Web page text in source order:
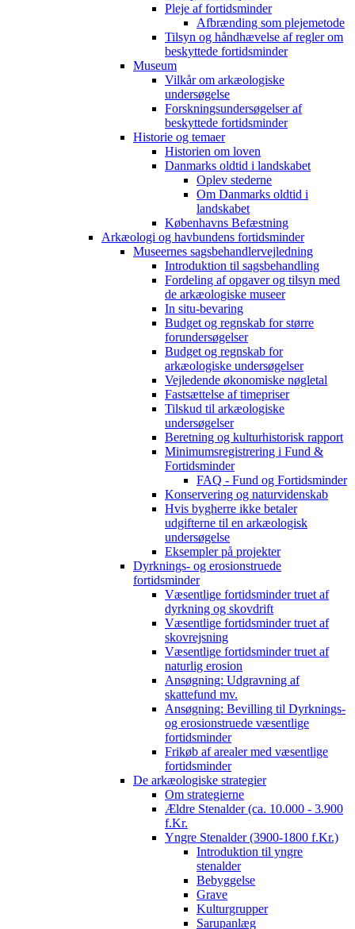
Pleje af fortidsminder
Afbrænding som plejemetode
Tilsyn og håndhævelse af regler om
beskyttede fortidsminder
Museum
Vilkår om arkæologiske
undersøgelse
Forskningsundersøgelser af
beskyttede fortidsminder
Historie og temaer
Historien om loven
Danmarks oldtid i landskabet
Oplev stederne
Om Danmarks oldtid i
landskabet
Københavns Befæstning
Arkæologi og havbundens fortidsminder
Museernes sagsbehandlervejledning
Introduktion til sagsbehandling
Fordeling af opgaver og tilsyn med
de arkæologiske museer
In situ-bevaring
Budget og regnskab for større
forundersøgelser
Budget og regnskab for
arkæologiske undersøgelser
Vejledende økonomiske nøgletal
Fastsættelse af timepriser
Tilskud til arkæologiske
undersøgelser
Beretning og kulturhistorisk rapport
Minimumsregistrering i Fund &
Fortidsminder
FAQ - Fund og Fortidsminder
Konservering og naturvidenskab
Hvis bygherre ikke betaler
udgifterne til en arkæologisk
undersøgelse
Eksempler på projekter
Dyrknings- og erosionstruede
fortidsminder
Væsentlige fortidsminder truet af
dyrkning og skovdrift
Væsentlige fortidsminder truet af
skovrejsning
Væsentlige fortidsminder truet af
naturlig erosion
Ansøgning: Udgravning af
skattefund mv.
Ansøgning: Bevilling til Dyrknings-
og erosionstruede væsentlige
fortidsminder
Frikøb af arealer med væsentlige
fortidsminder
De arkæologiske strategier
Om strategierne
Ældre Stenalder (ca. 10.000 - 3.900
f.Kr.
Yngre Stenalder (3900-1800 f.Kr.)
Introduktion til yngre
stenalder
Bebyggelse
Grave
Kulturgrupper
Sarupanlæg